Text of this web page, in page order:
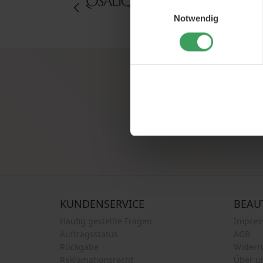
Einwilligungsauswahl
Notwendig
Melden Sie sich für
KUNDENSERVICE